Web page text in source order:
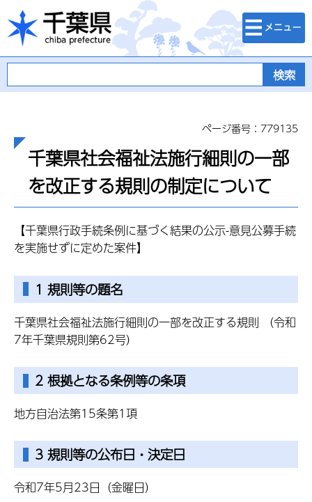
千葉県
検索・メニュ
ー
ページ番号：779135
千葉県社会福祉法施行細則の一部
を改正する規則の制定について
【千葉県行政手続条例に基づく結果の公示-意見公募手続
を実施せずに定めた案件】
1 規則等の題名
千葉県社会福祉法施行細則の一部を改正する規則 （令和
7年千葉県規則第62号）
2 根拠となる条例等の条項
地方自治法第15条第1項
3 規則等の公布日・決定日
令和7年5月23日（金曜日）